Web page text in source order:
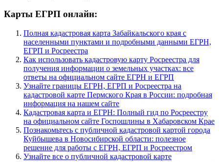
Карты ЕГРП онлайн:
Полная кадастровая карта Забайкальского края с
населенными пунктами и подробными данными ЕГРН,
ЕГРП и Росреестра
Как использовать кадастровую карту Росреестра для
получения информации о земельных участках: все
ответы на официальном сайте ЕГРН и ЕГРП
Узнайте границы ЕГРН, ЕГРП и Росреестра на
кадастровой карте Пермского Края в России: подробная
информация на нашем сайте
Кадастровая карта и ЕГРН: Полный гид по Росреестру
на официальном сайте Госпошлины в Хабаровском Крае
Познакомьтесь с публичной кадастровой картой города
Куйбышева в Новосибирской области: полезное
решение для работы с ЕГРН, ЕГРП и Росреестром
Узнайте все о публичной кадастровой карте